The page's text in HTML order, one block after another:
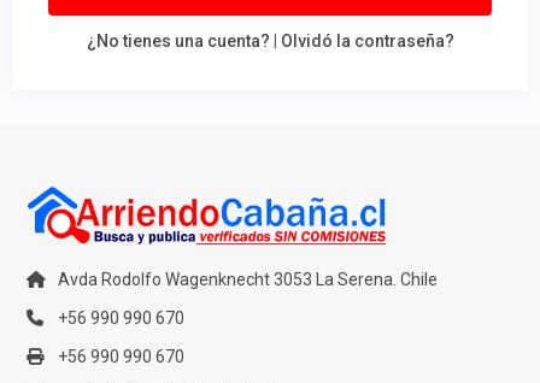
¿No tienes una cuenta? Olvidó la contraseña?
Avda Rodolfo Wagenknecht 3053 La Serena. Chile
+56 990 990 670
+56 990 990 670